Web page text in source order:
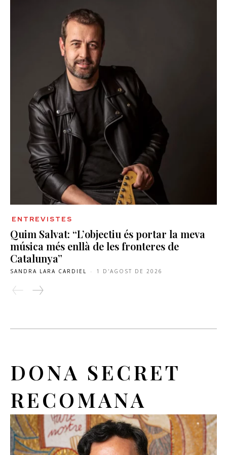
ENTREVISTES
Quim Salvat: “L’objectiu és portar la meva
música més enllà de les fronteres de
Catalunya”
SANDRA LARA CARDIEL - 1 D'AGOST DE 2026
DONA SECRET
RECOMANA